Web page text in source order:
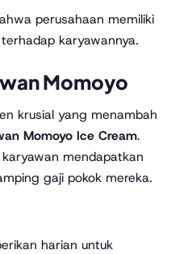
perusahaan memiliki
karyawannya.
Momoyo
krusial yang menambah
Momoyo Ice Cream.
mendapatkan
gaji pokok mereka.
harian untuk